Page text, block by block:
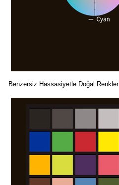
Benzersiz Hassasiyetle Doğal Renkler